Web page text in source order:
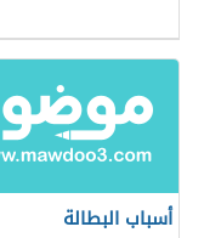
أسباب البطالة